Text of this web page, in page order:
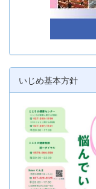
いじめ基本方針